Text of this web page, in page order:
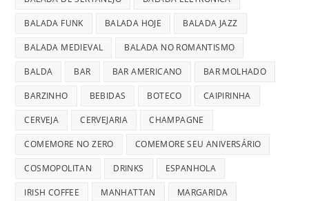
BALADA FUNK BALADA HOJE BALADA JAZZ
BALADA MEDIEVAL BALADA NO ROMANTISMO
BALDA BAR BAR AMERICANO BAR MOLHADO
BARZINHO BEBIDAS BOTECO CAIPIRINHA
CERVEJA CERVEJARIA CHAMPAGNE
COMEMORE NO ZERO COMEMORE SEU ANIVERSÁRIO
COSMOPOLITAN DRINKS ESPANHOLA
IRISH COFFEE MANHATTAN MARGARIDA